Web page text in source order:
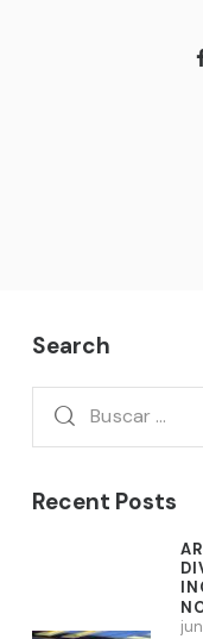
Search
Recent Posts